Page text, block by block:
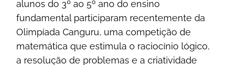
alunos do 3º ao 5º ano do ensino
fundamental participaram recentemente da
Olimpíada Canguru, uma competição de
matemática que estimula o raciocínio lógico,
a resolução de problemas e a criatividade